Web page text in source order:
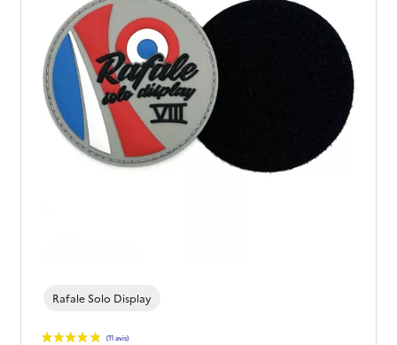
Rafale Solo Display